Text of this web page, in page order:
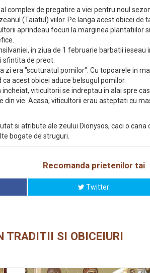
complex de pregatire a viei pentru noul
(Taiatul) viilor. Pe langa acest obicei de
aprindeau focuri la marginea plantatiilor
in ziua de 1 februarie barbatii
sfintita de preot.
zi era "scuturatul pomilor". Cu topoarele in
acest obicei aduce belsugul pomilor.
incheiat, viticultorii se indreptau in alai spre
vie. Acasa, viticultorii erau asteptati cu
si atribute ale zeului Dionysos, caci o
bogate de struguri.
Recomanda prietenilor tai
Twitter
TRADITII SI OBICEIURI